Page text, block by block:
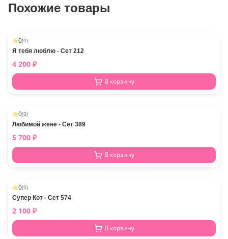
Похожие товары
0(0)
Я тебя люблю - Сет 212
4 200 ₽
В корзину
0(0)
Любимой жене - Сет 389
5 700 ₽
В корзину
0(0)
Супер Кот - Сет 574
2 100 ₽
В корзину